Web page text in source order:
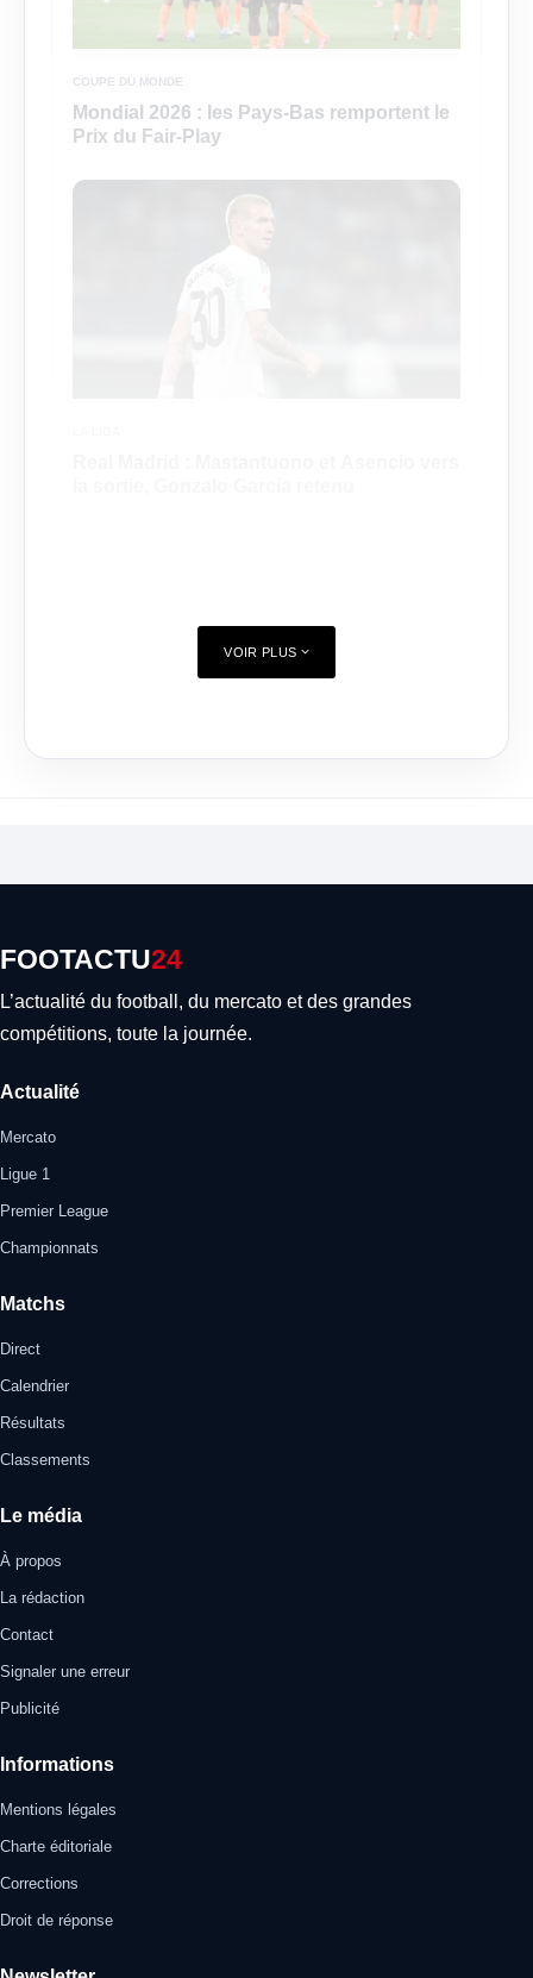
COUPE DU MONDE
Mondial 2026 : les Pays-Bas remportent le
Prix du Fair-Play
VOIR PLUS
FOOTACTU24
L’actualité du football, du mercato et des grandes
compétitions, toute la journée.
Actualité
Mercato
Ligue 1
Premier League
Championnats
Matchs
Direct
Calendrier
Résultats
Classements
Le média
À propos
La rédaction
Contact
Signaler une erreur
Publicité
Informations
Mentions légales
Charte éditoriale
Corrections
Droit de réponse